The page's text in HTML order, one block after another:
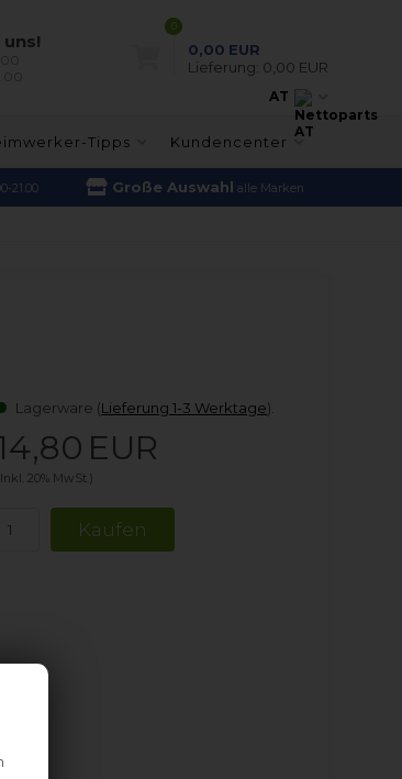
AT
0
0,00 EUR
Lieferung: 0,00 EUR
Tipps Kundencenter
21.00 Große Auswahl alle Marken
Lagerware (Lieferung 1-3 Werktage).
EUR
20% MwSt.)